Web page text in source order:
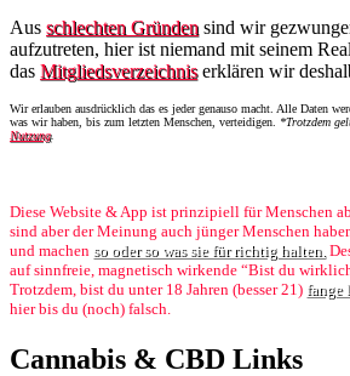
Aus schlechten Gründen sind wir
aufzutreten, hier ist niemand mit seinem
das Mitgliedsverzeichniserklären wir
Wir erlauben ausdrücklich das es jeder genauso macht. Alle Daten
was wir haben, bis zum letzten Menschen, verteidigen. *Trotzdem
Nutzung.
Diese Website & App ist prinzipiell für Menschen
sind aber der Meinung auch jünger Menschen
und machen so oder so was sie für richtig halten.
auf sinnfreie, magnetisch wirkende “Bist du
Trotzdem, bist du unter 18 Jahren (besser 21) fange
hier bis du (noch) falsch.
Cannabis & CBD Links